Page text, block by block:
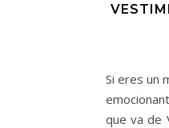
Si eres un
que va de